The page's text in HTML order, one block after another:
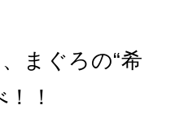
まぐろの“希
！